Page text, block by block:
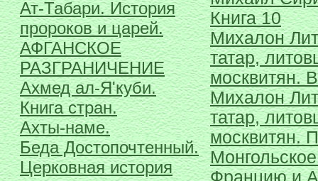
Ат-Табари. История
пророков и царей.
АФГАНСКОЕ
РАЗГРАНИЧЕНИЕ
Ахмед ал-Я'куби.
Книга стран.
Ахты-наме.
Беда Достопочтенный.
Церковная история
Книга 10
Михалон
татар,
москвитян.
Михалон
татар,
москвитян.